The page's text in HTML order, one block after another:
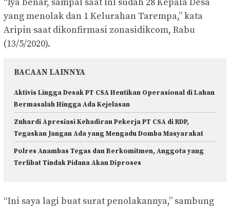
yang menolak dan 1 Kelurahan Tarempa,” kata
Aripin saat dikonfirmasi zonasidikcom, Rabu
(13/5/2020).
BACAAN LAINNYA
Aktivis Lingga Desak PT CSA Hentikan Operasional di Lahan
Bermasalah Hingga Ada Kejelasan
Zuhardi Apresiasi Kehadiran Pekerja PT CSA di RDP,
Tegaskan Jangan Ada yang Mengadu Domba Masyarakat
Polres Anambas Tegas dan Berkomitmen, Anggota yang
Terlibat Tindak Pidana Akan Diproses
“Ini saya lagi buat surat penolakannya,” sambung